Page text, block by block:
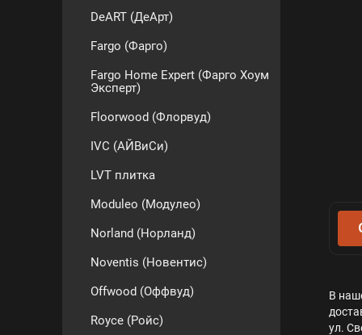
DeART (ДеАрт)
Fargo (Фарго)
Fargo Home Expert (Фарго Хоум
Эксперт)
Floorwood (Флорвуд)
IVC (АЙВиСи)
LVT плитка
Moduleo (Модулео)
Norland (Норланд)
Noventis (Новентис)
Offwood (Оффвуд)
Royce (Ройс)
В
ул.